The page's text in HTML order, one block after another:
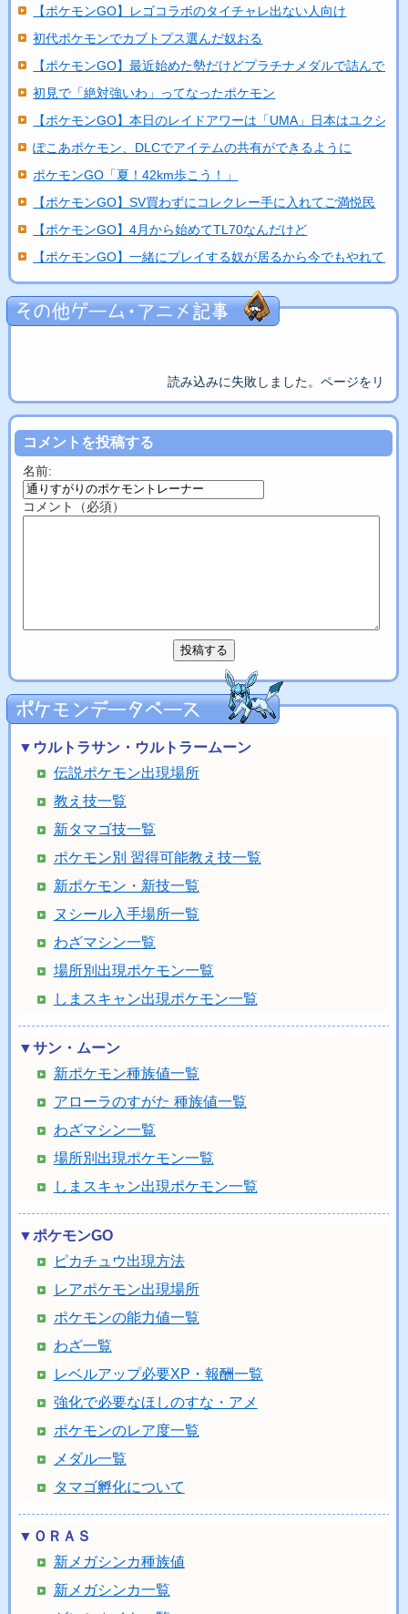
【ポケモンGO】レゴコラボのタイチャレ出ない人向け
初代ポケモンでカブトプス選んだ奴おる
【ポケモンGO】最近始めた勢だけどプラチナメダルで詰んでる
初見で「絶対強いわ」ってなったポケモン
【ポケモンGO】本日のレイドアワーは「UMA」日本はユクシ...
ぽこあポケモン、DLCでアイテムの共有ができるように
ポケモンGO「夏！42km歩こう！」
【ポケモンGO】SV買わずにコレクレー手に入れてご満悦民
【ポケモンGO】4月から始めてTL70なんだけど
【ポケモンGO】一緒にプレイする奴が居るから今でもやれてる
読み込みに失敗しました。ページをリロ
コメントを投稿する
名前:
コメント（必須）
▼ウルトラサン・ウルトラームーン
伝説ポケモン出現場所
教え技一覧
新タマゴ技一覧
ポケモン別 習得可能教え技一覧
新ポケモン・新技一覧
ヌシール入手場所一覧
わざマシン一覧
場所別出現ポケモン一覧
しまスキャン出現ポケモン一覧
▼サン・ムーン
新ポケモン種族値一覧
アローラのすがた 種族値一覧
わざマシン一覧
場所別出現ポケモン一覧
しまスキャン出現ポケモン一覧
▼ポケモンGO
ピカチュウ出現方法
レアポケモン出現場所
ポケモンの能力値一覧
わざ一覧
レベルアップ必要XP・報酬一覧
強化で必要なほしのすな・アメ
ポケモンのレア度一覧
メダル一覧
タマゴ孵化について
▼ＯＲＡＳ
新メガシンカ種族値
新メガシンカ一覧